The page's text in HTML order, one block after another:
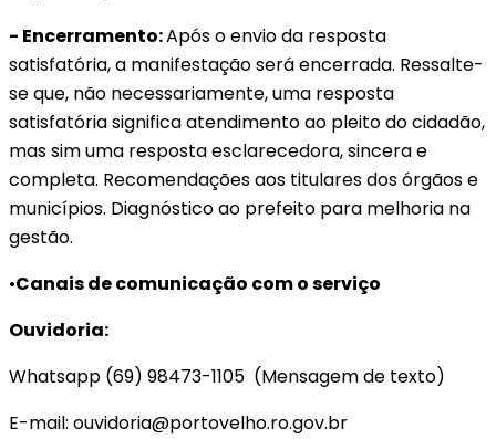
- Encerramento:Após o envio da resposta
satisfatória, a manifestação será encerrada. Ressalte-
se que, não necessariamente, uma resposta
satisfatória significa atendimento ao pleito do cidadão,
mas sim uma resposta esclarecedora, sincera e
completa. Recomendações aos titulares dos órgãos e
municípios. Diagnóstico ao prefeito para melhoria na
gestão.
•Canais de comunicação com o serviço
Ouvidoria:
Whatsapp (69) 98473-1105 (Mensagem de texto)
E-mail: ouvidoria@portovelho.ro.gov.br